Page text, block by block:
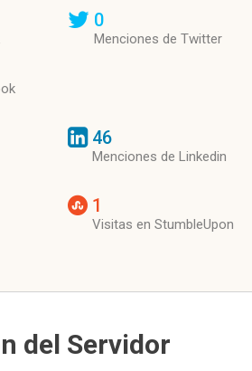
0
Menciones de Twitter
46
Menciones de Linkedin
1
Visitas en StumbleUpon
del Servidor